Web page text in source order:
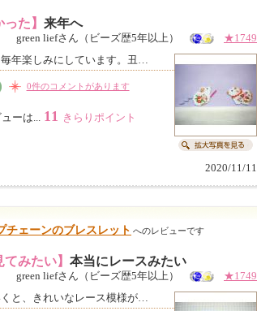
た】 来年へ
green liefさん（ビーズ歴5年以上）
★1749
年楽しみにしています。丑…
0件のコメントがあります
ーは... 11 きらりポイント
2020/11/11
チェーンのブレスレット へのレビューです
てみたい】 本当にレースみたい
green liefさん（ビーズ歴5年以上）
★1749
と、きれいなレース模様が…